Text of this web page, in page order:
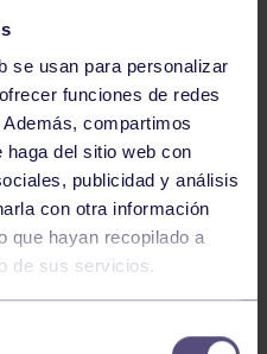
se usan para personalizar
funciones de redes
compartimos
del sitio web con
publicidad y análisis
con otra información
que hayan recopilado a
de sus servicios.
689 690 691 692